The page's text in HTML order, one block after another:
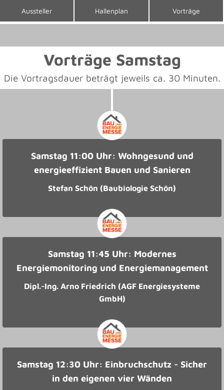
Aussteller Hallenplan Vorträge
Vorträge Samstag
Die Vortragsdauer beträgt jeweils ca. 30 Minuten.
Samstag 11:00 Uhr: Wohngesund und
energieeffizient Bauen und Sanieren
Stefan Schön (Baubiologie Schön)
Samstag 11:45 Uhr: Modernes
Energiemonitoring und Energiemanagement
Dipl.-Ing. Arno Friedrich (AGF Energiesysteme
GmbH)
Samstag 12:30 Uhr: Einbruchschutz - Sicher
in den eigenen vier Wänden